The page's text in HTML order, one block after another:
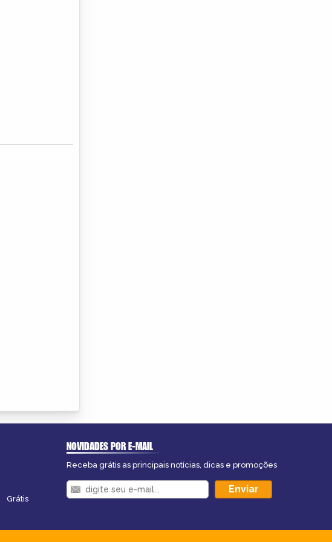
Grátis
NOVIDADES POR E-MAIL
Receba grátis as principais notícias, dicas e promoções